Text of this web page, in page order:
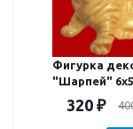
Фигурка
"Шарпей"
320 ₽